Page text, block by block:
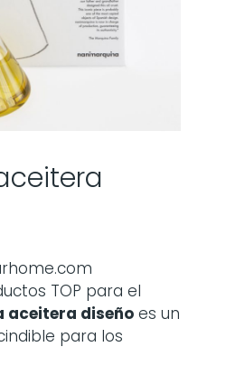
TOP para el
aceitera diseño es un
para los